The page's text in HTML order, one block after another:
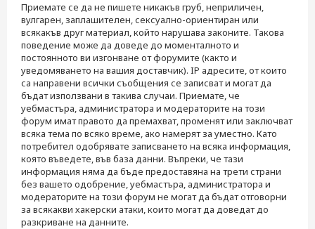
Приемате се да не пишете никакъв груб, неприличен,
вулгарен, заплашителен, сексуално-ориентиран или
всякакъв друг материал, който нарушава законите. Такова
поведение може да доведе до моменталното и
постоянното ви изгонване от форумите (както и
уведомяването на вашия доставчик). IP адресите, от които
са направени всички съобщения се записват и могат да
бъдат използвани в такива случаи. Приемате, че
уебмастъра, администратора и модераторите на този
форум имат правото да премахват, променят или заключват
всяка тема по всяко време, ако намерят за уместно. Като
потребител одобрявате записването на всяка информация,
която въведете, във база данни. Въпреки, че тази
информация няма да бъде предоставяна на трети страни
без вашето одобрение, уебмастъра, администратора и
модераторите на този форум не могат да бъдат отговорни
за всякакви хакерски атаки, които могат да доведат до
разкриване на данните.